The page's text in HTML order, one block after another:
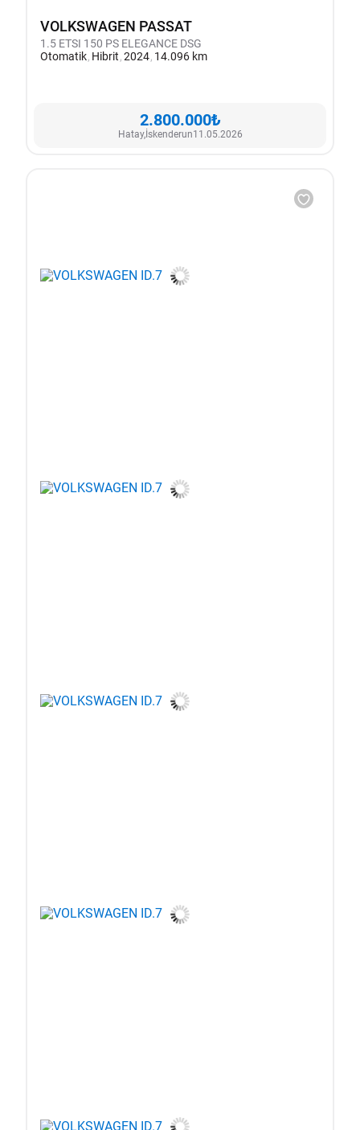
VOLKSWAGEN PASSAT
1.5 ETSI 150 PS ELEGANCE DSG
Otomatik Hibrit2024 14.096 km
2.800.000₺
Hatay,İskenderun11.05.2026